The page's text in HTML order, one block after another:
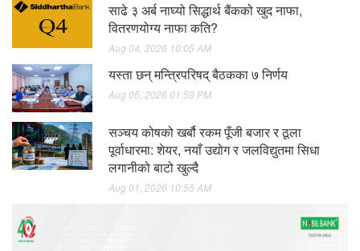
साढे ३ अर्ब नाघ्यो सिद्धार्थ बैंकको खुद नाफा,
वितरणयोग्य नाफा कति?
Aug 04, 2026 10:05 AM
यस्ता छन् मन्त्रिपरिषद् बैठकका ७ निर्णय
Aug 05, 2026 01:59 PM
सञ्चय कोषको खर्बौ रकम पूँजी बजार र ठूला
पूर्वाधारमा: शेयर, नयाँ उद्योग र जलविद्युतमा सिधा
लगानीको बाटो खुल्दै
Aug 01, 2026 10:55 AM